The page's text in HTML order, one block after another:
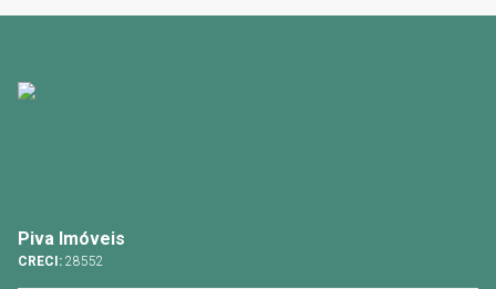
Piva Imóveis
CRECI: 28552